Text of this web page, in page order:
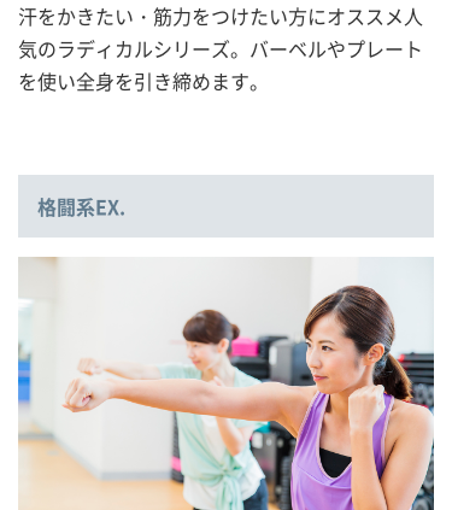
汗をかきたい・筋力をつけたい方にオススメ人
気のラディカルシリーズ。バーベルやプレート
を使い全身を引き締めます。
格闘系EX.